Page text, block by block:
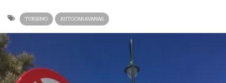
TURISMO AUTOCARAVANAS